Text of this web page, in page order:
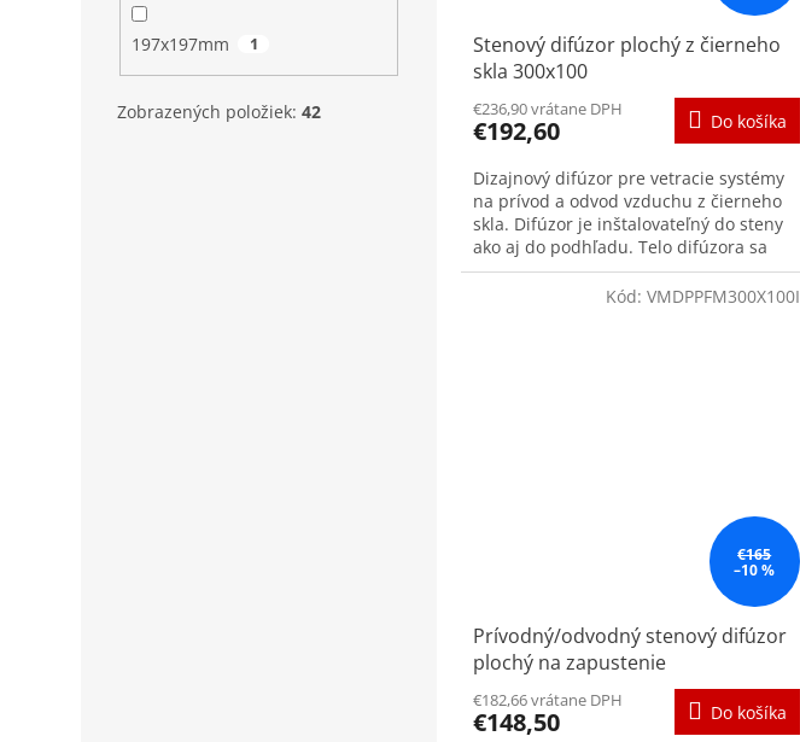
197x197mm 1
Zobrazených položiek:42
Stenový difúzor plochý z čierneho
skla 300x100
€236,90 vrátane DPH
€192,60 Do košíka
Dizajnový difúzor pre vetracie systémy
na prívod a odvod vzduchu z čierneho
skla. Difúzor je inštalovateľný do steny
ako aj do podhľadu. Telo difúzora sa
skladá z rámu s...
€165
–10 %
Prívodný/odvodný stenový difúzor
plochý na zapustenie
personalizovateľné 300x100
€182,66 vrátane DPH
€148,50 Do košíka
Kód: VMDPPFM300X100I